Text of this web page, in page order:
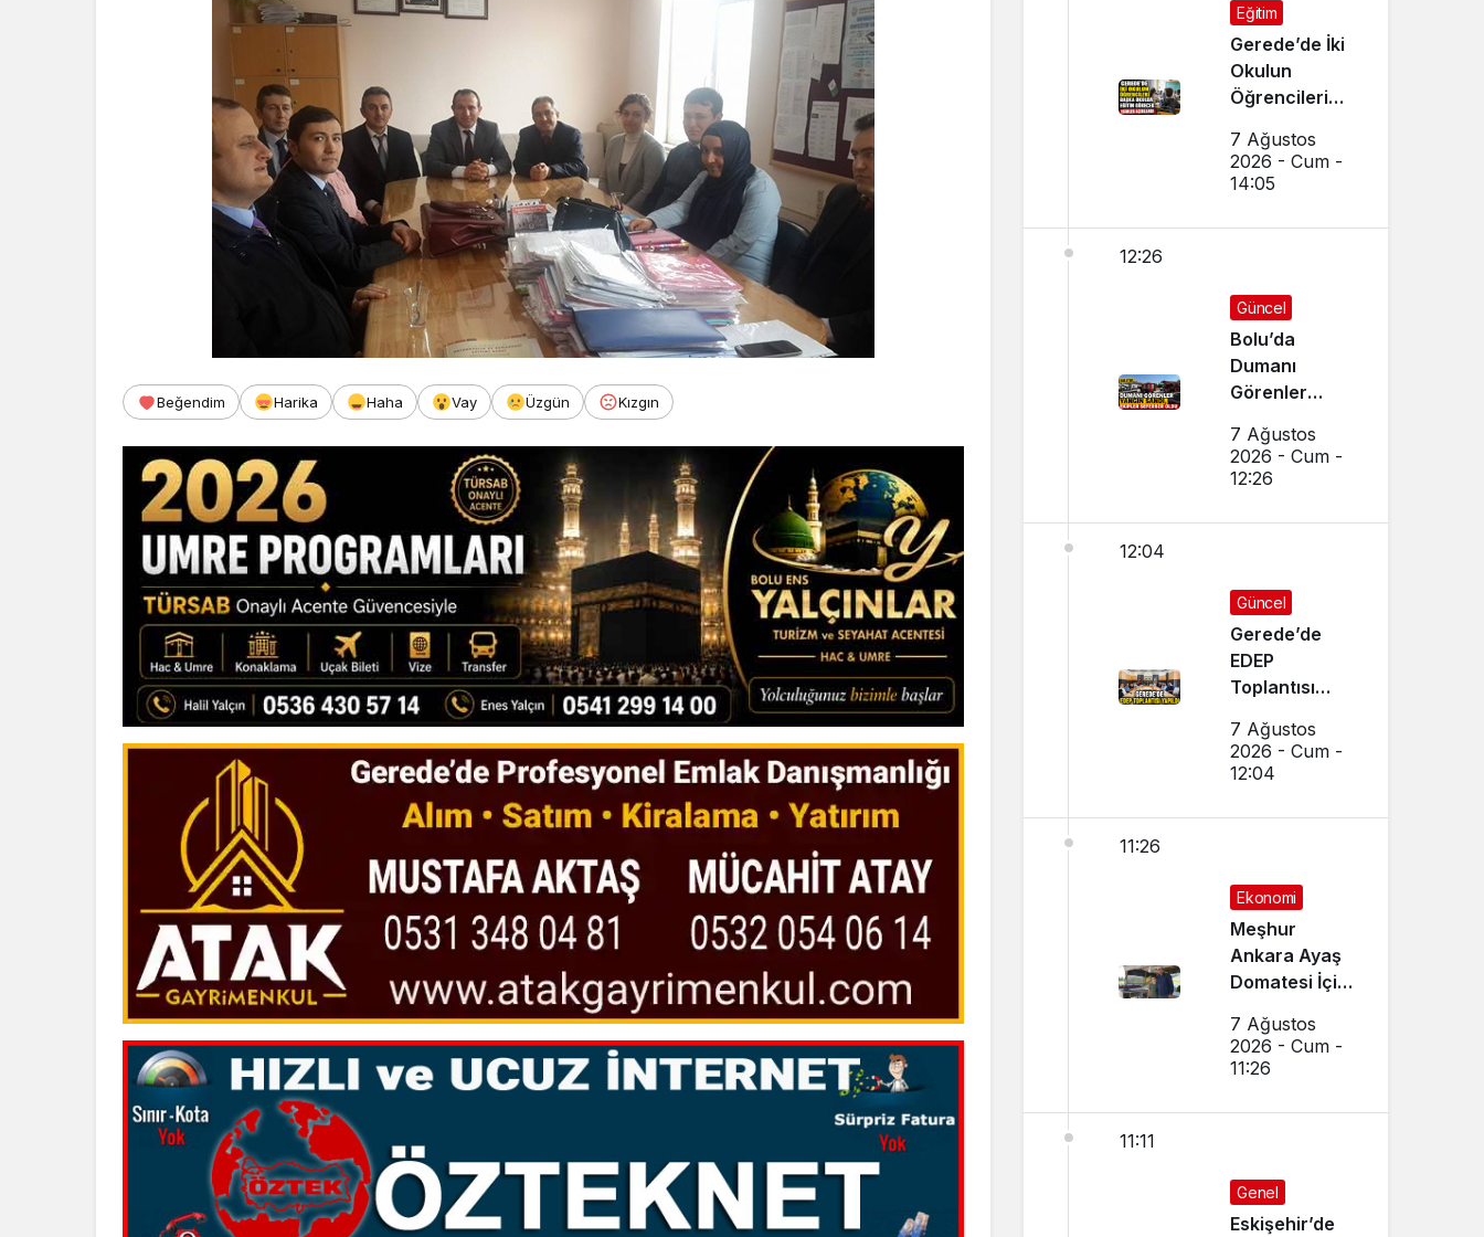
Beğendim Harika Haha Vay Üzgün Kızgın
Eğitim
Gerede’de İki
Okulun
Öğrencileri
Eğitim
Görecek
7 Ağustos
2026 - Cum -
14:05
12:26
Güncel
Bolu’da
Dumanı
Görenler
Ekipler
Seferber Oldu
7 Ağustos
2026 - Cum -
12:26
12:04
Güncel
Gerede’de
EDEP
Toplantısı
7 Ağustos
2026 - Cum -
12:04
11:26
Ekonomi
Meşhur
Ankara Ayaş
Domatesi İçin
Geldi
7 Ağustos
2026 - Cum -
11:26
11:11
Genel
Eskişehir’de